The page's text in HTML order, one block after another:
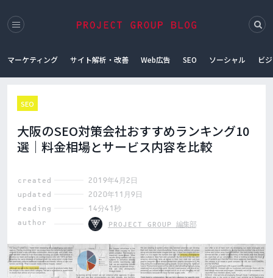
マーケティング サイト解析・改善 Web広告 SEO ソーシャル ビ
SEO
大阪のSEO対策会社おすすめランキング10
選｜料金相場とサービス内容を比較
created
2019年4月2日
updated
2020年11月9日
reading
14分41秒
author
PROJECT GROUP 編集部